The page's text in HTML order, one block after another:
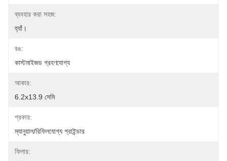
ব্যবহার করা সহজ:
হ্যাঁ।
রঙ:
কাস্টমাইজড গ্রহণযোগ্য
আকার:
6.2x13.9 সেমি
প্রকার:
ম্যানুয়াল/রিফিলযোগ্য গ্রাইন্ডার
ফিলার: